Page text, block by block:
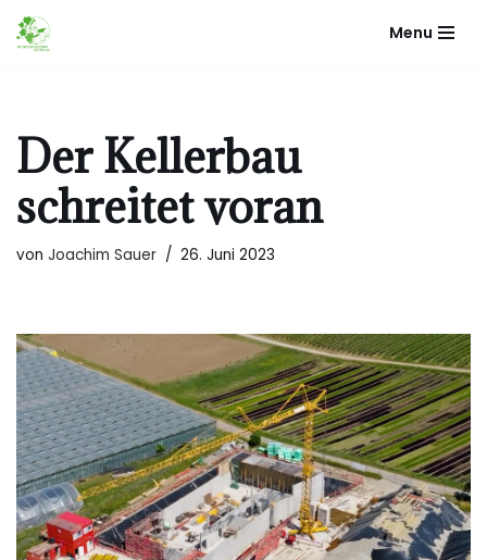
Zum
Menu
Der Kellerbau
schreitet voran
von Joachim Sauer 26. Juni 2023